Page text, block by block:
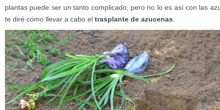
plantas puede ser un tanto complicado, pero no lo es así con las
te diré cómo llevar a cabo el trasplante de azucenas